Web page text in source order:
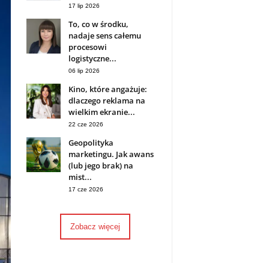
17 lip 2026
To, co w środku,
nadaje sens całemu
procesowi
logistyczne...
06 lip 2026
Kino, które angażuje:
dlaczego reklama na
wielkim ekranie...
22 cze 2026
Geopolityka
marketingu. Jak awans
(lub jego brak) na
mist...
17 cze 2026
Zobacz więcej